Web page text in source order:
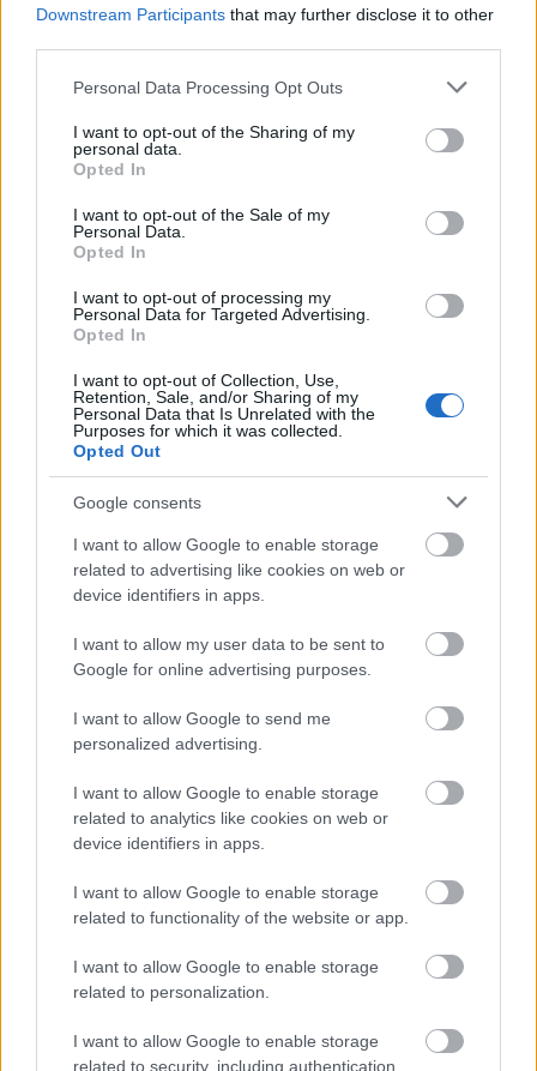
Downstream Participants that may further disclose it to other
Please note that this website/app uses one or more Google
not limited to your visit or usage behaviour. You may click to
grant or deny consent to Google and its third-party tags to
use your data for below specified purposes in below Google
consent section.
Personal Data Processing Opt Outs
I want to opt-out of the Sharing of my
personal data.
Opted In
I want to opt-out of the Sale of my
Personal Data.
Opted In
I want to opt-out of processing my
Personal Data for Targeted Advertising.
Opted In
I want to opt-out of Collection, Use,
Retention, Sale, and/or Sharing of my
Personal Data that Is Unrelated with the
Purposes for which it was collected.
Opted Out
Google consents
I want to allow Google to enable storage
related to advertising like cookies on web or
device identifiers in apps.
I want to allow my user data to be sent to
Google for online advertising purposes.
I want to allow Google to send me
personalized advertising.
I want to allow Google to enable storage
related to analytics like cookies on web or
device identifiers in apps.
I want to allow Google to enable storage
related to functionality of the website or app.
I want to allow Google to enable storage
related to personalization.
I want to allow Google to enable storage
related to security, including authentication
Το 1993, η Costco άνοιξε το πρώτο της κατάστημα
στην Ευρώπη, σηματοδοτώντας την είσοδό της
ευρωπαϊκή αγορά
αντιπροσώπευε ένα σημαντικό ορόσημο για την
εταιρεία, καθώς αφορούσε την ανάγκη
προσαρμογής του επιχειρηματικού της μοντέλου
ώστε να προσαρμοστεί σε μια εντελώς νέα αγορά
Ακόμη κι έτσι, όμως, το hot dog της δεν αλλάζει
ΔΙΑΒΑΣΕ ΑΚΟΜΗ:
Κίνα: Εξαντλήθηκε μέσα σε λίγες ώρες